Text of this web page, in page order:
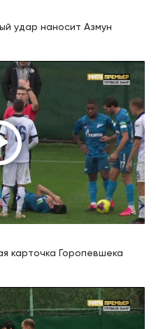
удар наносит Азмун
карточка Горопевшека